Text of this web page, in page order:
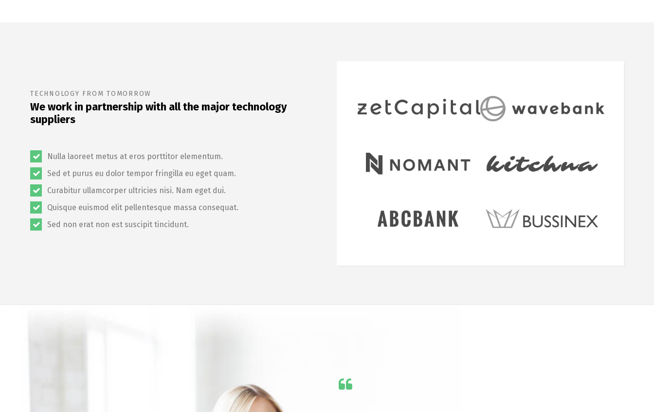
TECHNOLOGY FROM TOMORROW
We work in partnership with all the major technology
suppliers
Nulla laoreet metus at eros porttitor elementum.
Sed et purus eu dolor tempor fringilla eu eget quam.
Curabitur ullamcorper ultricies nisi. Nam eget dui.
Quisque euismod elit pellentesque massa consequat.
Sed non erat non est suscipit tincidunt.